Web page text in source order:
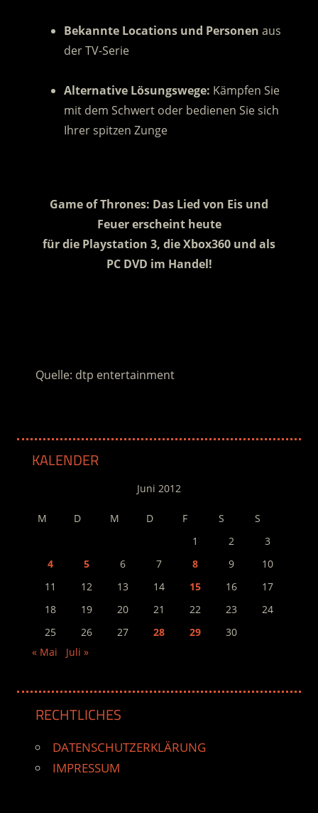
Bekannte Locations und Personen aus
der TV-Serie
Alternative Lösungswege: Kämpfen Sie
mit dem Schwert oder bedienen Sie sich
Ihrer spitzen Zunge
Game of Thrones: Das Lied von Eis und
Feuer erscheint heute
für die Playstation 3, die Xbox360 und als
PC DVD im Handel!
Quelle: dtp entertainment
KALENDER
Juni 2012
M D M D F S
S
1
2
3
4
5 6 7 8 9
10
11
12 13 14 15 16
17
18
19 20 21 22 23
24
25
26 27 28 29
30
« Mai
Juli »
RECHTLICHES
DATENSCHUTZERKLÄRUNG
IMPRESSUM